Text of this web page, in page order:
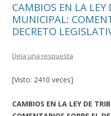
CAMBIOS EN LA
MUNICIPAL:
DECRETO
Deja una respuesta
[Visto: 2410 veces]
CAMBIOS EN LA LEY DE